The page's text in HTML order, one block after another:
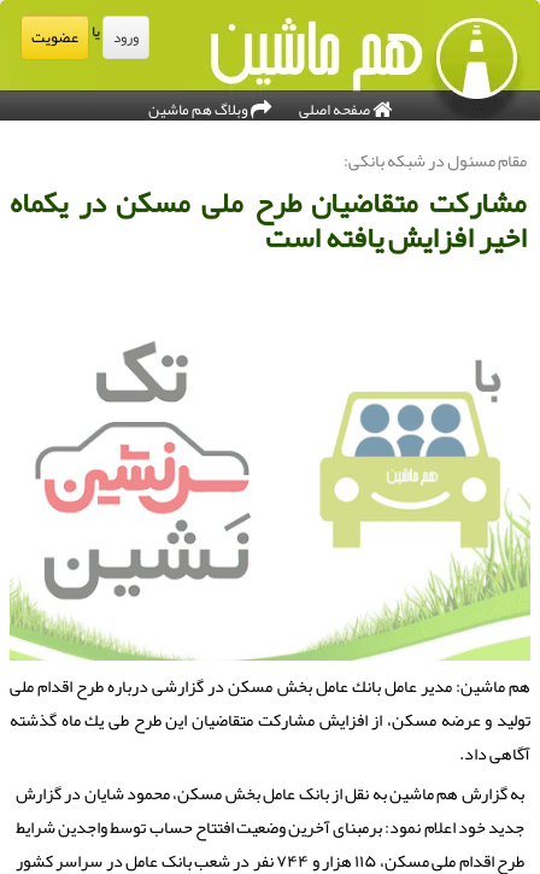
ورود عضویت
صفحه اصلی وبلاگ هم ماشین
مقام مسئول در شبكه بانكی:
مشاركت متقاضیان طرح ملی مسكن در یكماه
اخیر افزایش یافته است
ماشین: مدیر عامل بانك عامل بخش مسكن در گزارشی درباره طرح اقدام ملی
و عرضه مسكن، از افزایش مشاركت متقاضیان این طرح طی یك ماه گذشته
داد.
به گزارش هم ماشین به نقل از بانک عامل بخش مسکن، محمود شایان در گزارش
جدید خود اعلام نمود: برمبنای آخرین وضعیت افتتاح حساب توسط واجدین شرایط
طرح اقدام ملی مسکن، ۱۱۵ هزار و ۷۴۴ نفر در شعب بانک عامل در سراسر کشور